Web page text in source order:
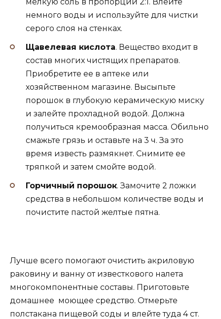
немного воды и используйте для чистки
серого слоя на стенках.
Щавелевая кислота. Вещество входит в
состав многих чистящих препаратов.
Приобретите ее в аптеке или
хозяйственном магазине. Высыпьте
порошок в глубокую керамическую миску
и залейте прохладной водой. Должна
получиться кремообразная масса. Обильно
смажьте грязь и оставьте на 3 ч. За это
время известь размякнет. Снимите ее
тряпкой и затем смойте водой.
Горчичный порошок. Замочите 2 ложки
средства в небольшом количестве воды и
почистите пастой желтые пятна.
Лучше всего помогают очистить акриловую
раковину и ванну от известкового налета
многокомпонентные составы. Приготовьте
домашнее моющее средство. Отмерьте
полстакана пищевой соды и влейте туда 4 ст.